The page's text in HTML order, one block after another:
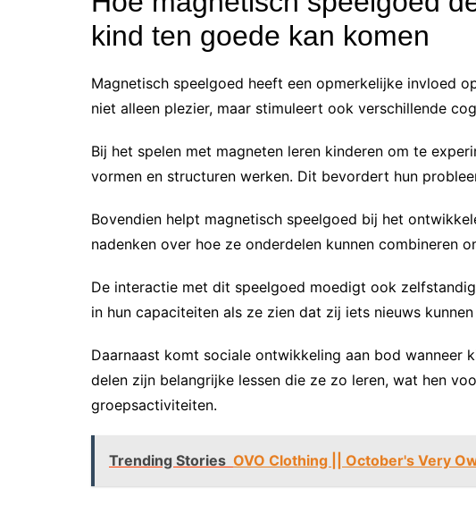
kind ten goede kan komen
Magnetisch speelgoed heeft een opmerkelijke invloed
niet alleen plezier, maar stimuleert ook verschillende
Bij het spelen met magneten leren kinderen om te
vormen en structuren werken. Dit bevordert hun
Bovendien helpt magnetisch speelgoed bij het
nadenken over hoe ze onderdelen kunnen combineren
De interactie met dit speelgoed moedigt ook
in hun capaciteiten als ze zien dat zij iets nieuws
Daarnaast komt sociale ontwikkeling aan bod wanneer
delen zijn belangrijke lessen die ze zo leren, wat hen
groepsactiviteiten.
Trending Stories OVO Clothing || October's Very